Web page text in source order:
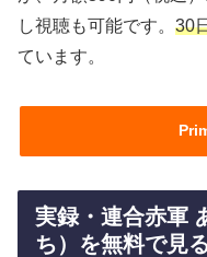
し視聴も可能です。 30
ています。
実録・連合赤軍
ち）を無料で見